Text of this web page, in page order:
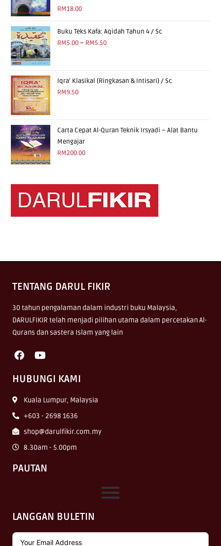
Rated
RM18.00
Buku Teks Kafa: Aqidah Tahun 4 / Sc
RM5.00 – RM5.50
Iqra' Klasikal (Ringkasan & Intisari) / Sc
RM9.50
Carta Cepat Al-Quran Teknik Irsyadi – Alat Bantu
Mengajar
RM200.00
TENTANG DARUL FIKIR
30 tahun pengalaman dalam industri buku Malaysia,
DARULFIKIR telah menjadi pilihan utama dalam percetakan Al-
Qurans dan sastera Islam yang lain
HUBUNGI KAMI
Kuala Lumpur, Malaysia
+603 - 2698 1636
shop@darulfikir.com.my
8.30am - 5.00pm
PAUTAN
LANGGAN BULETIN